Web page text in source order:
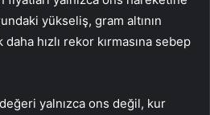
yükseliş, gram altının
hızlı rekor kırmasına sebep
yalnızca ons değil, kur